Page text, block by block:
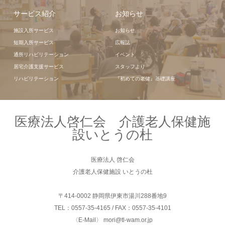
サービス紹介
施設入所サービス
短期入所サービス
通所リハビリテーション
居宅介護支援サービス
リハビリテーション
お知らせ
お知らせ
広報誌
イベント
スタッフより
『初めての老健』基礎講座
医療法人啓仁会 介護老人保健施
設いとうの杜
医療法人 啓仁会
介護老人保健施設 いとうの杜
〒414-0002 静岡県伊東市湯川288番地9
TEL：0557-35-4165 / FAX：0557-35-4101
〈E-Mail〉 mori@tl-wam.or.jp